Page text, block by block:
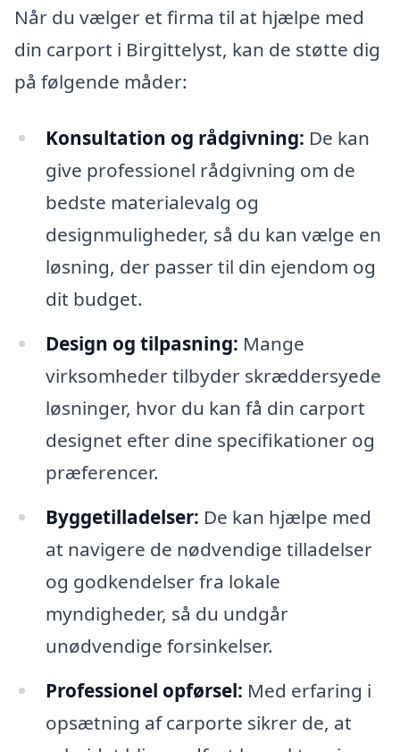
Når du vælger et firma til at hjælpe med
din carport i Birgittelyst, kan de støtte dig
på følgende måder:
Konsultation og rådgivning: De kan
give professionel rådgivning om de
bedste materialevalg og
designmuligheder, så du kan vælge en
løsning, der passer til din ejendom og
dit budget.
Design og tilpasning: Mange
virksomheder tilbyder skræddersyede
løsninger, hvor du kan få din carport
designet efter dine specifikationer og
præferencer.
Byggetilladelser: De kan hjælpe med
at navigere de nødvendige tilladelser
og godkendelser fra lokale
myndigheder, så du undgår
unødvendige forsinkelser.
Professionel opførsel: Med erfaring i
opsætning af carporte sikrer de, at